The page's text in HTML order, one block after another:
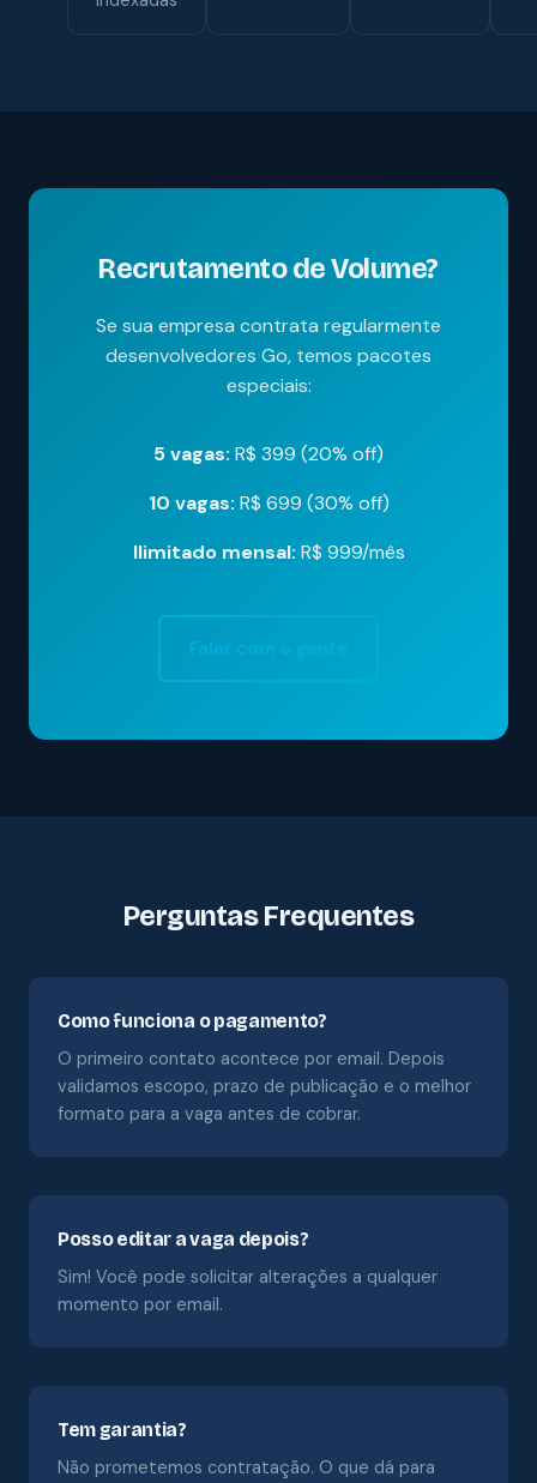
Recrutamento de Volume?
Se sua empresa contrata regularmente
desenvolvedores Go, temos pacotes
especiais:
5 vagas: R$ 399 (20% off)
10 vagas: R$ 699 (30% off)
Ilimitado mensal: R$ 999/mês
Falar com a gente
Perguntas Frequentes
Como funciona o pagamento?
O primeiro contato acontece por email. Depois
validamos escopo, prazo de publicação e o melhor
formato para a vaga antes de cobrar.
Posso editar a vaga depois?
Sim! Você pode solicitar alterações a qualquer
momento por email.
Tem garantia?
Não prometemos contratação. O que dá para